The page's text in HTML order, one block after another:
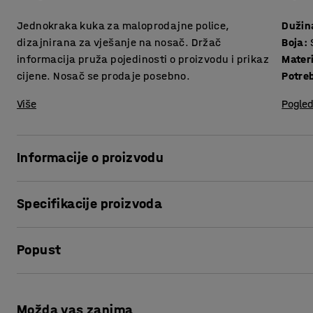
Jednokraka kuka za maloprodajne police,
dizajnirana za vješanje na nosač. Držač
informacija pruža pojedinosti o proizvodu i prikaz
cijene. Nosač se prodaje posebno.
Više
Boja:
Informacije o proizvodu
regal s dodatnim policama, kukicama i drugim dodacima
Perforirane police za trgovinu pružaju veliku
Naše police odgovaraju većini trgovina. Drukčiji dodaci i
Specifikacije proizvoda
Boja: Siva
Procjena vremena :
Popust
Možda vas zanima